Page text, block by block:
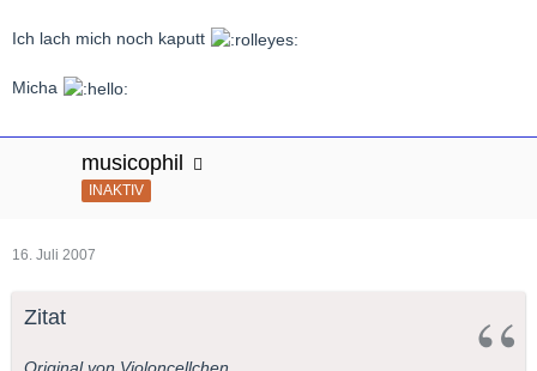
Ich lach mich noch kaputt
Micha
musicophil
INAKTIV
16. Juli 2007
Zitat